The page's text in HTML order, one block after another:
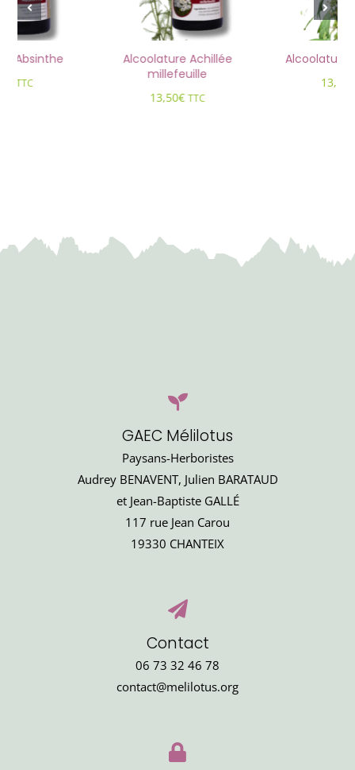
Achillée
Alcoolature Agripaume
13,50€
GAEC Mélilotus
Paysans-Herboristes
Audrey BENAVENT, Julien BARATAUD
et Jean-Baptiste GALLÉ
117 rue Jean Carou
19330 CHANTEIX
Contact
06 73 32 46 78
contact@melilotus.org